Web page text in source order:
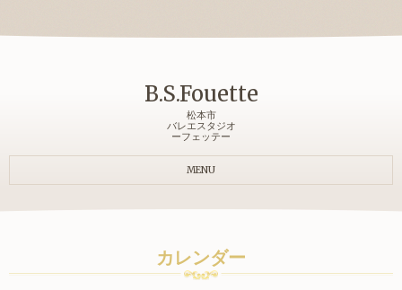
B.S.Fouette
松本市
バレエスタジオ
ーフェッテー
MENU
カレンダー